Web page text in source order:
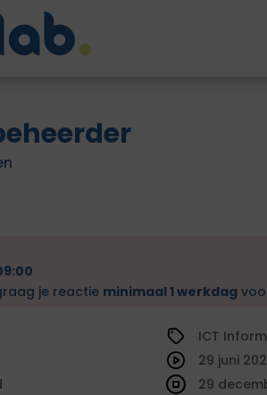
je reactie minimaal 1 werkdag
ICT
29 juni
29